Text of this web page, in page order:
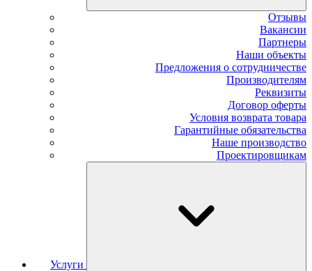
Отзывы
Вакансии
Партнеры
Наши объекты
Предложения о сотрудничестве
Производителям
Реквизиты
Договор оферты
Условия возврата товара
Гарантийные обязательства
Наше производство
Проектировщикам
Услуги